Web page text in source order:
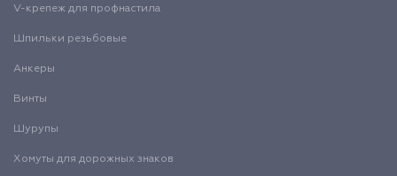
V-крепеж для профнастила
Шпильки резьбовые
Анкеры
Винты
Шурупы
Хомуты для дорожных знаков